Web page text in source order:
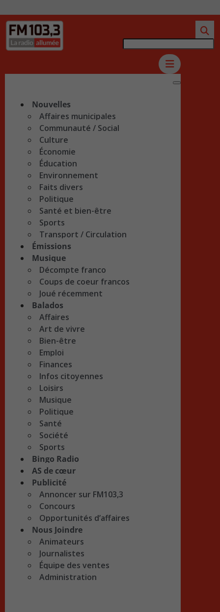
Nouvelles
Affaires municipales
Communauté / Social
Culture
Économie
Éducation
Environnement
Faits divers
Politique
Santé et bien-être
Sports
Transport / Circulation
Émissions
Musique
Décompte franco
Coups de coeur francos
Joué récemment
Balados
Affaires
Art de vivre
Bien-être
Emploi
Finances
Infos citoyennes
Loisirs
Musique
Politique
Santé
Société
Sports
Bingo Radio
AS de cœur
Publicité
Annoncer sur FM103,3
Concours
Opportunités d’affaires
Nous Joindre
Animateurs
Journalistes
Équipe des ventes
Administration